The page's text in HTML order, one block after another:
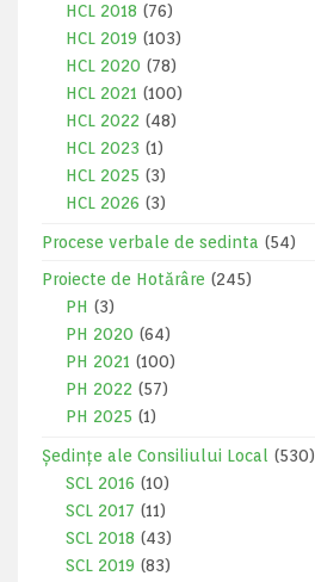
HCL 2018 (76)
HCL 2019 (103)
HCL 2020 (78)
HCL 2021 (100)
HCL 2022 (48)
HCL 2023 (1)
HCL 2025 (3)
HCL 2026 (3)
Procese verbale de sedinta (54)
Proiecte de Hotărâre (245)
PH (3)
PH 2020 (64)
PH 2021 (100)
PH 2022 (57)
PH 2025 (1)
Ședințe ale Consiliului Local
(530)
SCL 2016 (10)
SCL 2017 (11)
SCL 2018 (43)
SCL 2019 (83)